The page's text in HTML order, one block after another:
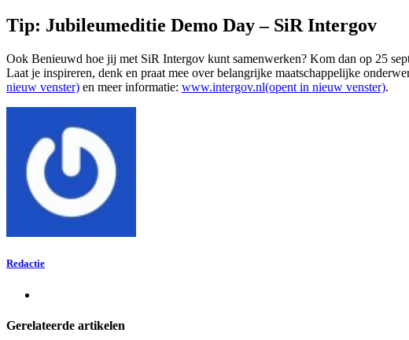
Tip: Jubileumeditie Demo Day – SiR Intergov
Ook Benieuwd hoe jij met SiR Intergov kunt samenwerken? Kom dan op 25
Laat je inspireren, denk en praat mee over belangrijke maatschappelijke
nieuw venster) en meer informatie: www.intergov.nl(opent in nieuw venster).
Redactie
Gerelateerde artikelen